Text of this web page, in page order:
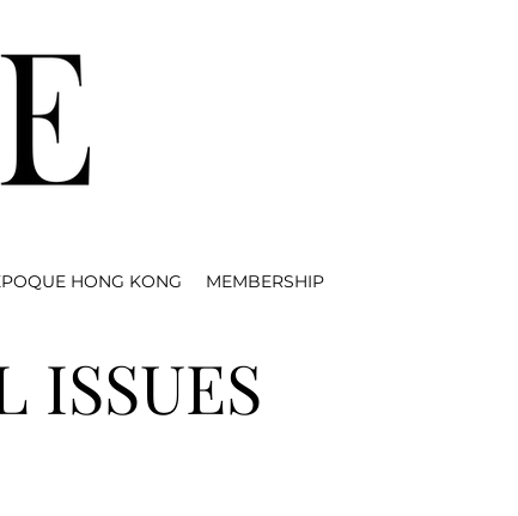
HONG KONG MEMBERSHIP
ISSUES